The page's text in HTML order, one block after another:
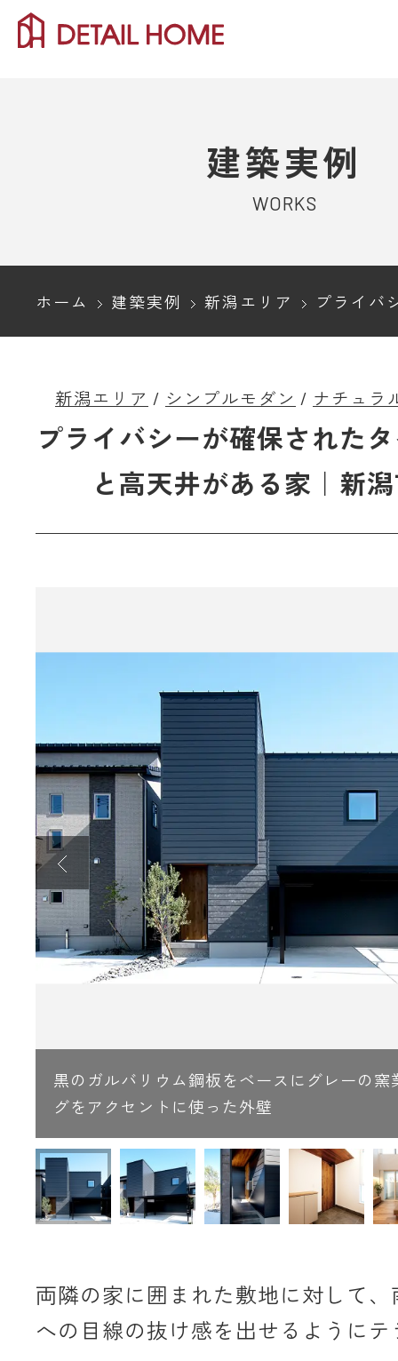
建築実例
WORKS
ホーム 建築実例 新潟エリア プライバシーが確保された
新潟エリア シンプルモダン ナチュラ
プライバシーが確保された
と高天井がある家｜新
黒のガルバリウム鋼板をベースにグレーの窯
グをアクセントに使った外壁
両隣の家に囲まれた敷地に対して
への目線の抜け感を出せるように